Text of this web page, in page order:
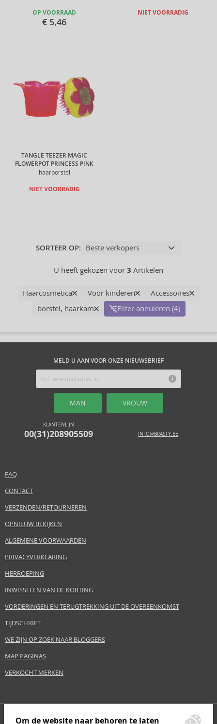
OP VOORRAAD
€ 5,46
NIET VOORRADIG
TANGLE TEEZER MAGIC
FLOWERPOT PRINCESS PINK
haarborstel
NIET VOORRADIG
SORTEER OP:
U heeft gekozen voor 3 Artikelen
Haarcosmetica Voor kinderen
Accessoires
borstel, haarkam
Filter annuleren (4)
MELD U AAN VOOR ONZE NIEUWSBRIEF
MAN VROUW
KLANTENLIJN
00(31)208905509 INFO@BRASTY.BE
FAQ
CONTACT
VERZENDEN/RETOURNEREN
OPNIEUW BEKIJKEN
ALGEMENE VOORWAARDEN
PRIVACYVERKLARING
HERROEPING
INWISSELEN VAN DE KORTING
VORDERINGEN EN TERUGTREKKING UIT DE OVEREENKOMST
TIJDSCHRIFT
WE ZIJN OP ZOEK NAAR BLOGGERS
MAP PAGINAS
VERKOCHT MERKEN
Om de website naar behoren te laten